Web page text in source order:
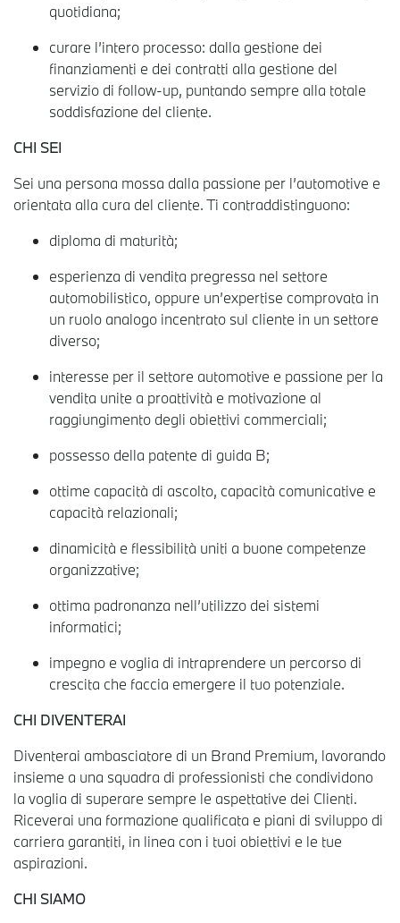
quotidiana;
curare l’intero processo: dalla gestione dei
finanziamenti e dei contratti alla gestione del
servizio di follow-up, puntando sempre alla totale
soddisfazione del cliente.
CHI SEI
Sei una persona mossa dalla passione per l’automotive e
orientata alla cura del cliente. Ti contraddistinguono:
diploma di maturità;
esperienza di vendita pregressa nel settore
automobilistico, oppure un’expertise comprovata in
un ruolo analogo incentrato sul cliente in un settore
diverso;
interesse per il settore automotive e passione per la
vendita unite a proattività e motivazione al
raggiungimento degli obiettivi commerciali;
possesso della patente di guida B;
ottime capacità di ascolto, capacità comunicative e
capacità relazionali;
dinamicità e flessibilità uniti a buone competenze
organizzative;
ottima padronanza nell’utilizzo dei sistemi
informatici;
impegno e voglia di intraprendere un percorso di
crescita che faccia emergere il tuo potenziale.
CHI DIVENTERAI
Diventerai ambasciatore di un Brand Premium, lavorando
insieme a una squadra di professionisti che condividono
la voglia di superare sempre le aspettative dei Clienti.
Riceverai una formazione qualificata e piani di sviluppo di
carriera garantiti, in linea con i tuoi obiettivi e le tue
aspirazioni.
CHI SIAMO